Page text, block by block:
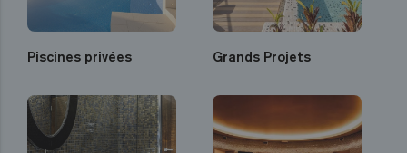
Piscines privées Grands Projets